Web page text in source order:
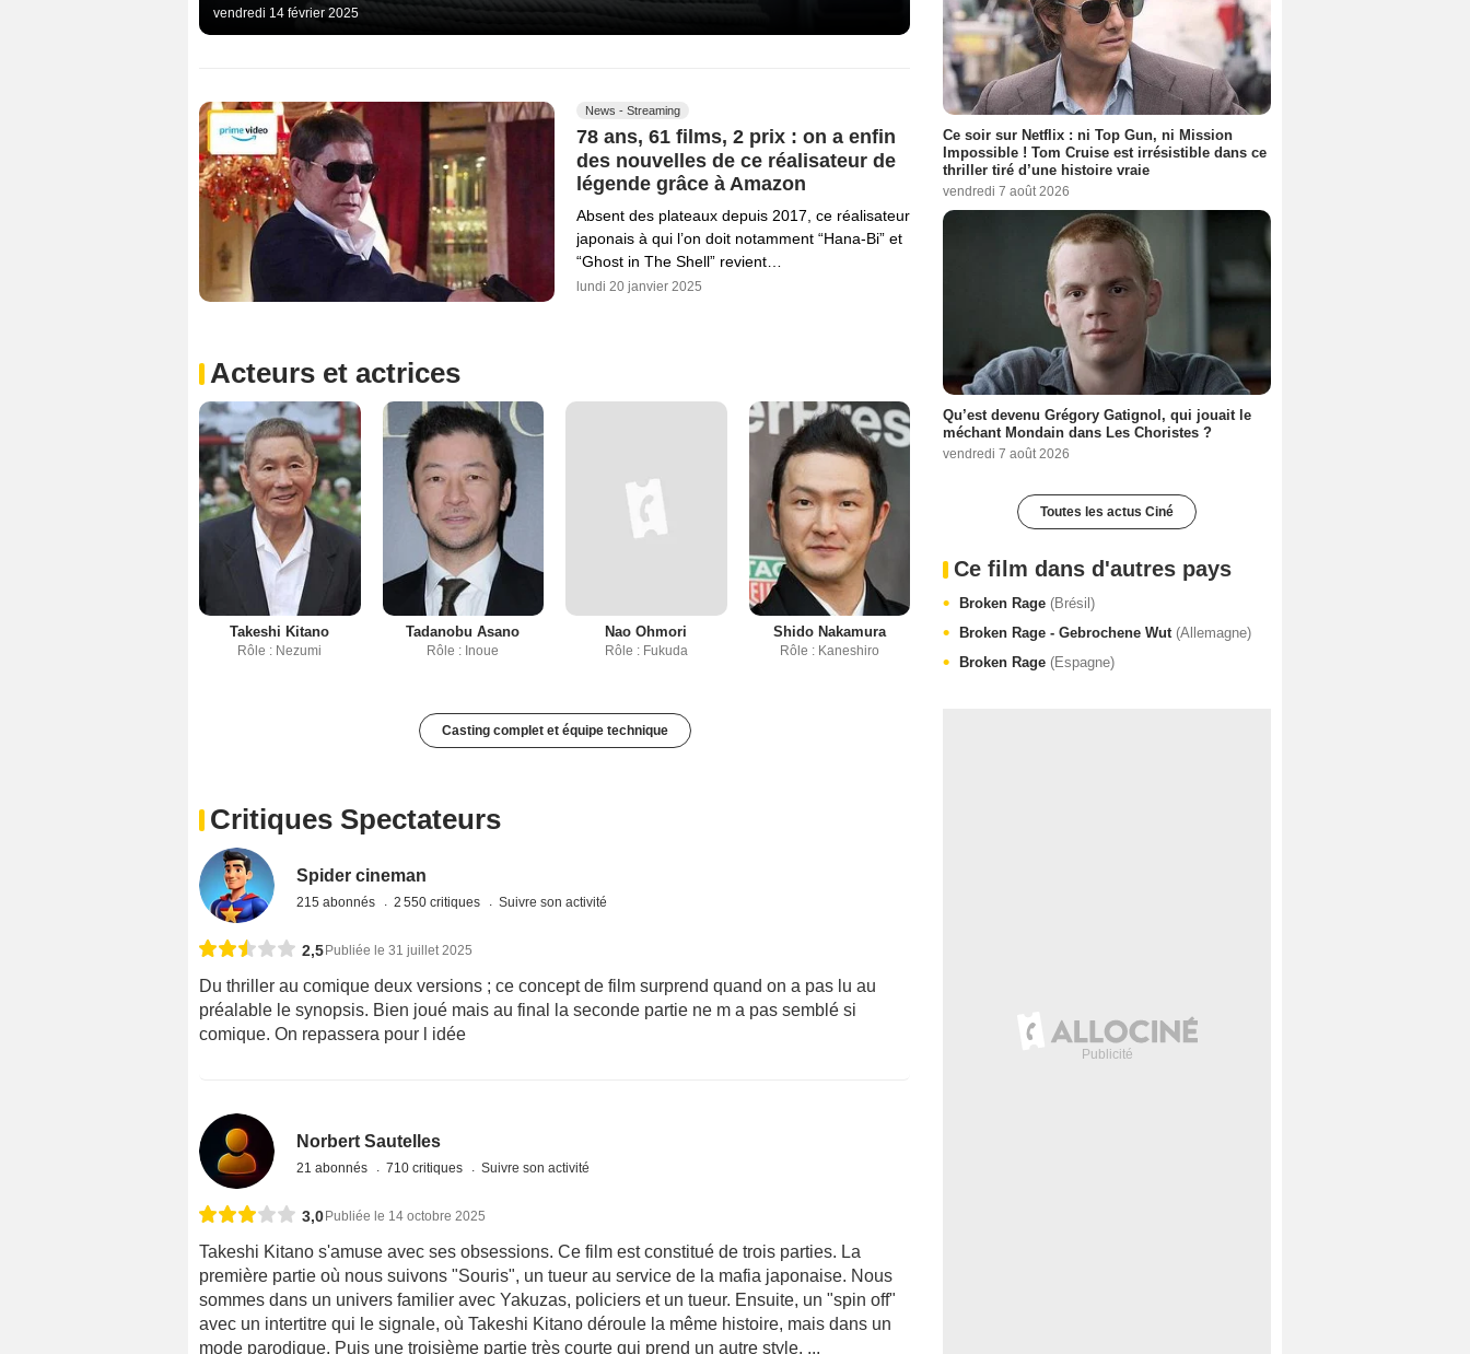
vendredi 14 février 2025
News - Streaming
78 ans, 61 films, 2 prix : on a enfin
des nouvelles de ce réalisateur de
légende grâce à Amazon
Absent des plateaux depuis 2017, ce réalisateur
japonais à qui l’on doit notamment “Hana-Bi” et
“Ghost in The Shell” revient…
lundi 20 janvier 2025
Acteurs et actrices
Takeshi Kitano
Rôle : Nezumi
Tadanobu Asano
Rôle : Inoue
Nao Ohmori
Rôle : Fukuda
Shido Nakamura
Rôle : Kaneshiro
Casting complet et équipe technique
Critiques Spectateurs
Spider cineman
215 abonnés 2 550 critiques Suivre son activité
2,5 Publiée le 31 juillet 2025
Du thriller au comique deux versions ; ce concept de film surprend quand on a pas lu au
préalable le synopsis. Bien joué mais au final la seconde partie ne m a pas semblé si
comique. On repassera pour l idée
Norbert Sautelles
21 abonnés 710 critiques Suivre son activité
3,0 Publiée le 14 octobre 2025
Takeshi Kitano s'amuse avec ses obsessions. Ce film est constitué de trois parties. La
première partie où nous suivons "Souris", un tueur au service de la mafia japonaise. Nous
sommes dans un univers familier avec Yakuzas, policiers et un tueur. Ensuite, un "spin off"
avec un intertitre qui le signale, où Takeshi Kitano déroule la même histoire, mais dans un
mode parodique. Puis une troisième partie très courte qui prend un autre style. ...
Ce soir sur Netflix : ni Top Gun, ni Mission
Impossible ! Tom Cruise est irrésistible dans ce
thriller tiré d’une histoire vraie
vendredi 7 août 2026
Qu’est devenu Grégory Gatignol, qui jouait le
méchant Mondain dans Les Choristes ?
vendredi 7 août 2026
Toutes les actus Ciné
Ce film dans d'autres pays
Broken Rage (Brésil)
Broken Rage - Gebrochene Wut (Allemagne)
Broken Rage (Espagne)